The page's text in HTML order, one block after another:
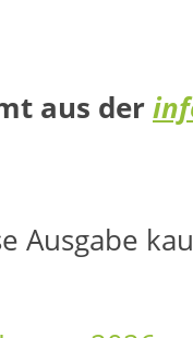
aus der
Ausgabe